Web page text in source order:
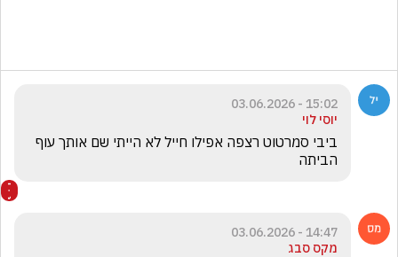
15:02 - 03.06.2026
יוסי לוי
הביתה
14:47 - 03.06.2026
מקס סבג